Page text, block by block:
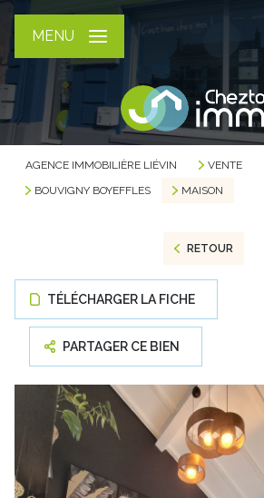
MENU
AGENCE IMMOBILIÈRE LIÉVIN
VENTE
BOUVIGNY BOYEFFLES
MAISON
RETOUR
TÉLÉCHARGER LA FICHE
PARTAGER CE BIEN